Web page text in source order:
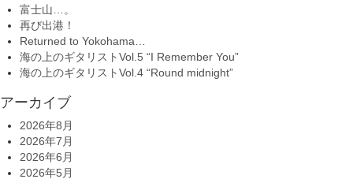
富士山…。
再び出港！
Returned to Yokohama…
海の上のギタリストVol.5 “I Remember You”
海の上のギタリストVol.4 “Round midnight”
アーカイブ
2026年8月
2026年7月
2026年6月
2026年5月